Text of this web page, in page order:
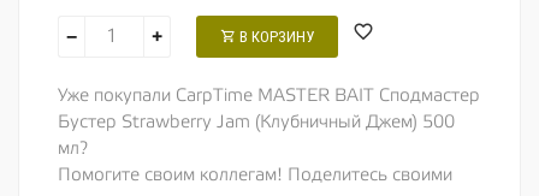
− + В КОРЗИНУ
Уже покупали CarpTime MASTER BAIT Сподмастер
Бустер Strawberry Jam (Клубничный Джем) 500
мл?
Помогите своим коллегам! Поделитесь своими